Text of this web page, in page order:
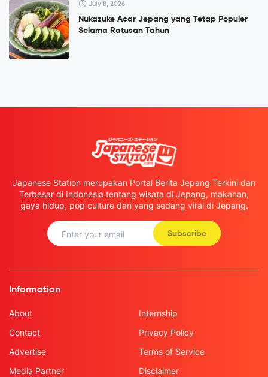
July 8, 2026
Nukazuke Acar Jepang yang Tetap Populer
Selama Ratusan Tahun
Japanese Station merupakan Portal Berita Jepang Terkini dan
Terbesar di Indonesia tentang wisata di Jepang, makanan,
gaya hidup, pop culture dan yang sedang viral di Jepang.
Subscribe
Information
About
Contact
Advertise
Media Partner
Internship
Privacy Policy
Terms of Service
Disclaimer